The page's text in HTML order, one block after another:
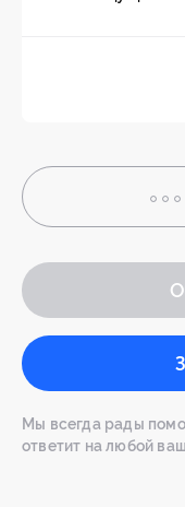
Мы всегда рады
ответит на любой